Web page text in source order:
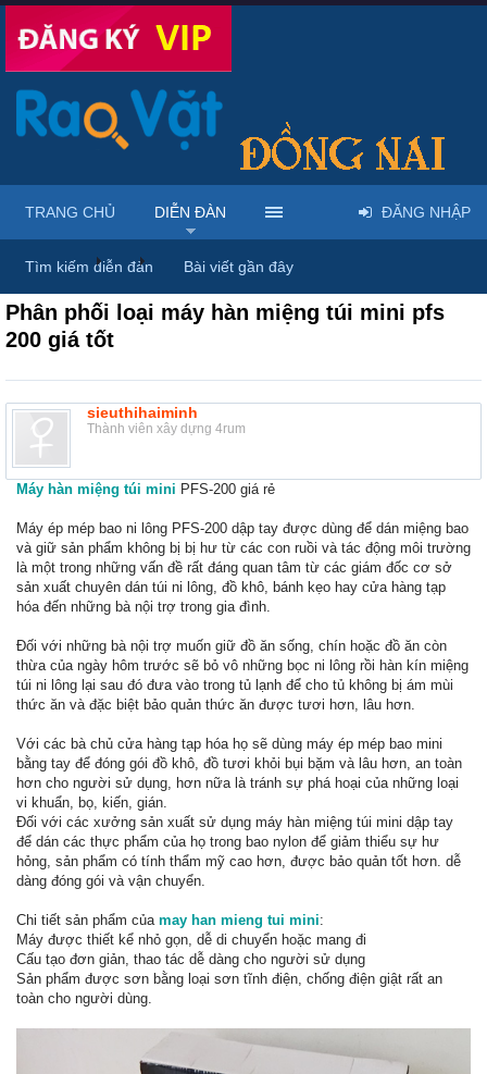
Diễn đàn ... Rao vặt tổng hợp - Uy tín - Miễn phí
Phân phối loại máy hàn miệng túi mini pfs
200 giá tốt
sieuthihaiminh
Thành viên xây dựng 4rum
Máy hàn miệng túi mini PFS-200 giá rẻ
Máy ép mép bao ni lông PFS-200 dập tay được dùng để dán miệng bao
và giữ sản phẩm không bị bị hư từ các con ruồi và tác động môi trường
là một trong những vấn đề rất đáng quan tâm từ các giám đốc cơ sở
sản xuất chuyên dán túi ni lông, đồ khô, bánh kẹo hay cửa hàng tạp
hóa đến những bà nội trợ trong gia đình.
Đối với những bà nội trợ muốn giữ đồ ăn sống, chín hoặc đồ ăn còn
thừa của ngày hôm trước sẽ bỏ vô những bọc ni lông rồi hàn kín miệng
túi ni lông lại sau đó đưa vào trong tủ lạnh để cho tủ không bị ám mùi
thức ăn và đặc biệt bảo quản thức ăn được tươi hơn, lâu hơn.
Với các bà chủ cửa hàng tạp hóa họ sẽ dùng máy ép mép bao mini
bằng tay để đóng gói đồ khô, đồ tươi khỏi bụi bặm và lâu hơn, an toàn
hơn cho người sử dụng, hơn nữa là tránh sự phá hoại của những loại
vi khuẩn, bọ, kiến, gián.
Đối với các xưởng sản xuất sử dụng máy hàn miệng túi mini dập tay
để dán các thực phẩm của họ trong bao nylon để giảm thiểu sự hư
hỏng, sản phẩm có tính thẩm mỹ cao hơn, được bảo quản tốt hơn. dễ
dàng đóng gói và vận chuyển.
Chi tiết sản phẩm của may han mieng tui mini:
Máy được thiết kể nhỏ gọn, dễ di chuyển hoặc mang đi
Cấu tạo đơn giản, thao tác dễ dàng cho người sử dụng
Sản phẩm được sơn bằng loại sơn tĩnh điện, chống điện giật rất an
toàn cho người dùng.
TRANG CHỦ DIỄN ĐÀN
Tìm kiếm diễn đàn Bài viết gần đây
ĐĂNG NHẬP